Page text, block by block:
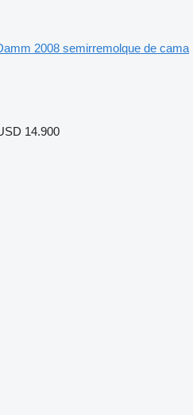
2008 semirremolque de cama
14.900